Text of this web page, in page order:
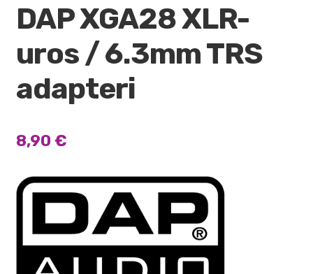
DAP XGA28 XLR-
uros / 6.3mm TRS
adapteri
8,90 €